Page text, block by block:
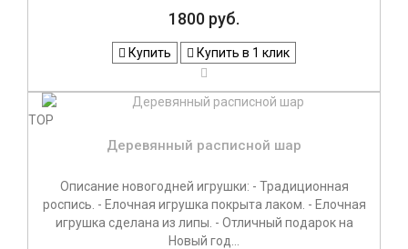
1800 руб.
Купить Купить в 1 клик
TOP
Деревянный расписной шар
Описание новогодней игрушки: - Традиционная
роспись. - Елочная игрушка покрыта лаком. - Елочная
игрушка сделана из липы. - Отличный подарок на
Новый год...